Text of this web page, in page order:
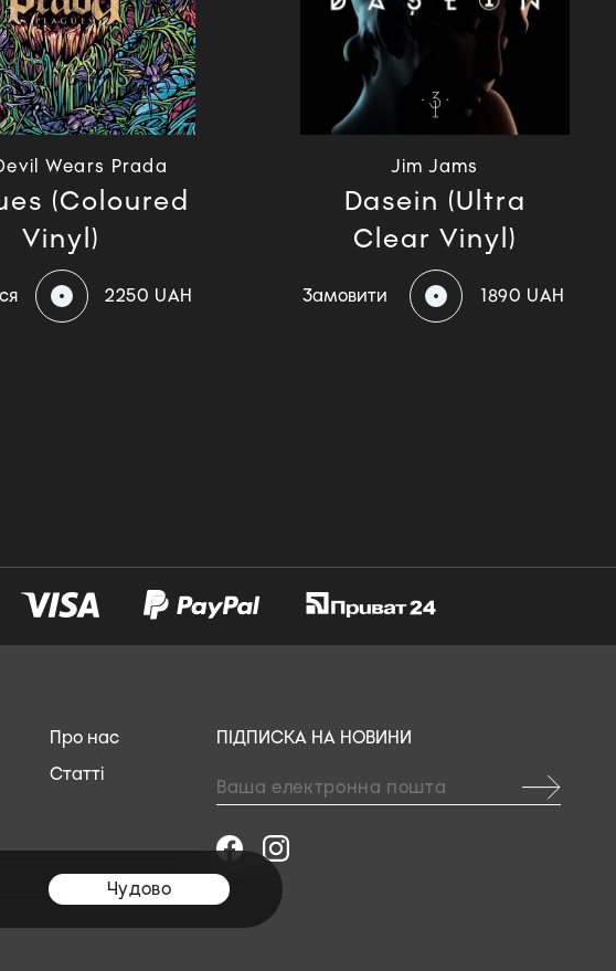
Wears Prada
(Coloured
Vinyl)
2250 UAH
Jim Jams
Dasein (Ultra
Clear Vinyl)
Замовити 1890 UAH
Про нас
Статті
ПІДПИСКА НА НОВИНИ
Чудово